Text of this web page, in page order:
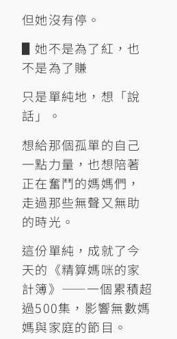
但她沒有停。
▋她不是為了紅，也
不是為了賺
只是單純地，想「說
話」。
想給那個孤單的自己
一點力量，也想陪著
正在奮鬥的媽媽們，
走過那些無聲又無助
的時光。
這份單純，成就了今
天的《精算媽咪的家
計簿》——一個累積超
過500集，影響無數媽
媽與家庭的節目。